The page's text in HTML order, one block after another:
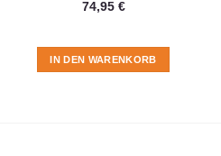
74,95 €
IN DEN WARENKORB